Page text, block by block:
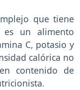
que tiene
un alimento
C, potasio y
calórica no
contenido de